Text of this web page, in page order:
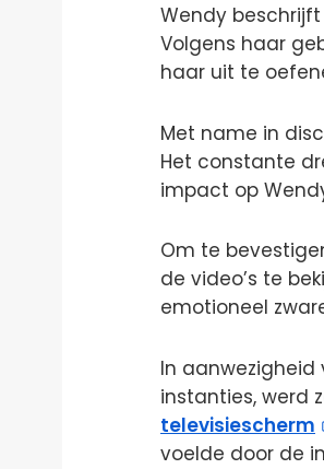
Wendy
Volgens haar
haar uit te
Met name in
Het constante
impact op
Om te
de video’s te
emotioneel
In aanwezigheid
instanties, werd
televisiescherm
voelde door de